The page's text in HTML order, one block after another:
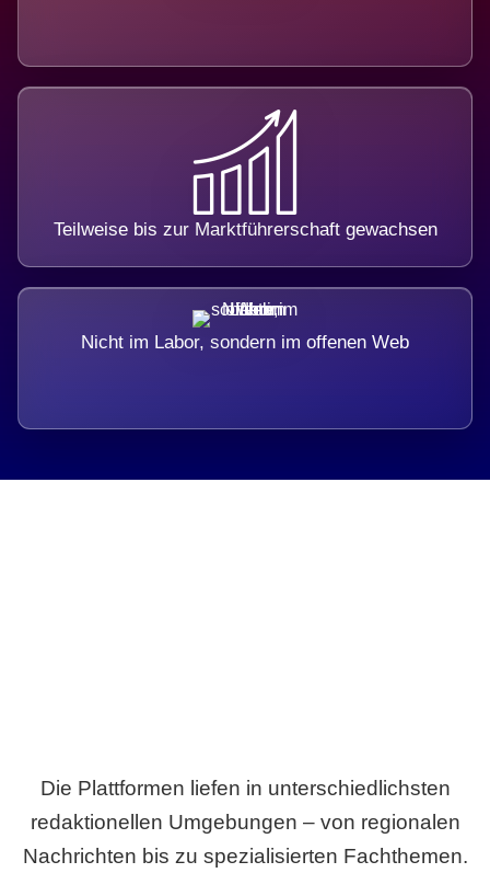
Teilweise bis zur Marktführerschaft gewachsen
Nicht im Labor, sondern im offenen Web
Die Plattformen liefen in unterschiedlichsten
redaktionellen Umgebungen – von regionalen
Nachrichten bis zu spezialisierten Fachthemen.